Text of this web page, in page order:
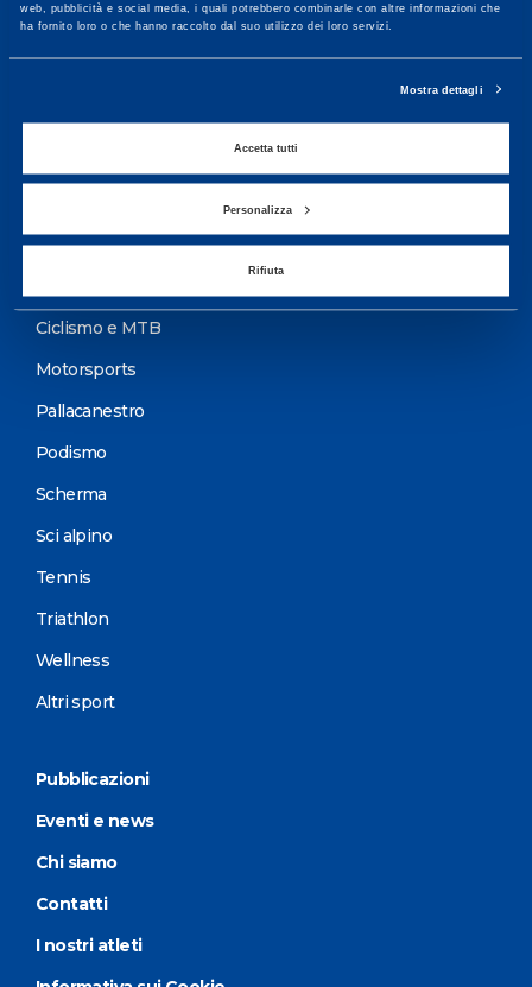
web, pubblicità e social media, i quali potrebbero combinarle con altre informazioni che
ha fornito loro o che hanno raccolto dal suo utilizzo dei loro servizi.
Mostra dettagli
Accetta tutti
Personalizza
Rifiuta
Servizi
Test di valutazione
Sport
Ciclismo e MTB
Motorsports
Pallacanestro
Podismo
Scherma
Sci alpino
Tennis
Triathlon
Wellness
Altri sport
Pubblicazioni
Eventi e news
Chi siamo
Contatti
I nostri atleti